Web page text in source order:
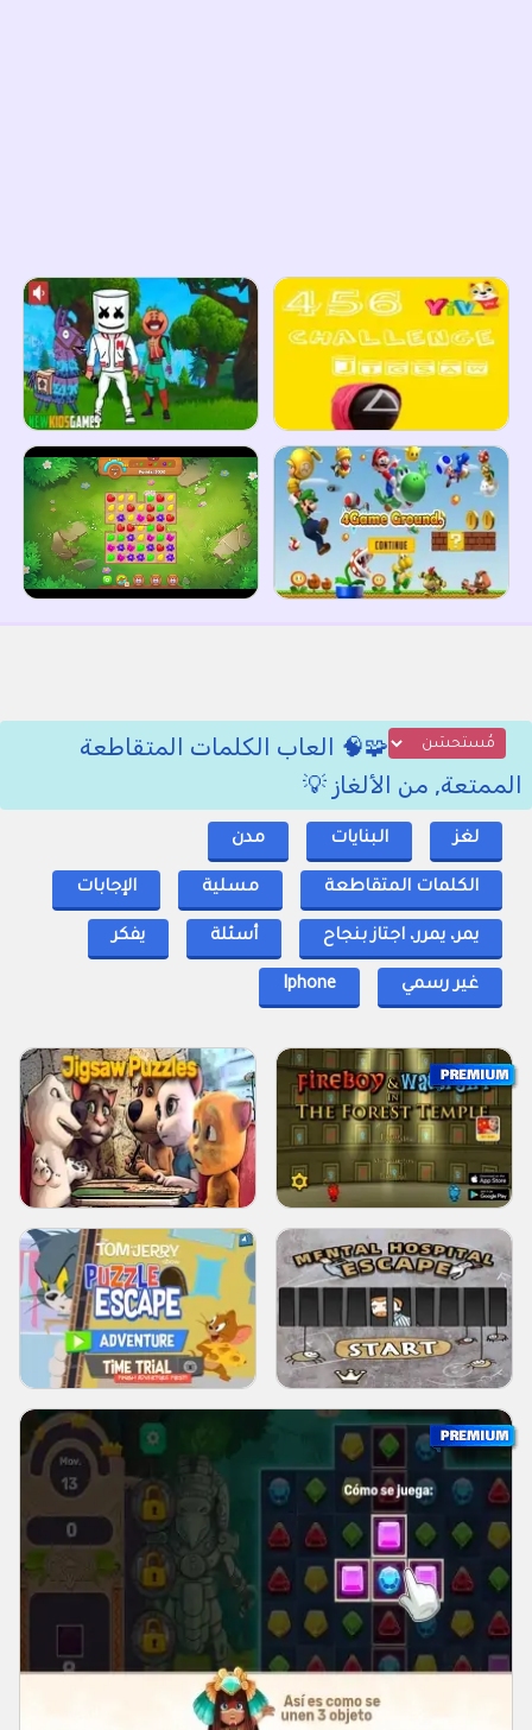
🧩🧠 العاب الكلمات المتقاطعة
الممتعة, من الألغاز 💡
لغز البنايات مدن
الكلمات المتقاطعة مسلية الإجابات
يمر، يمرر، اجتاز بنجاح أسئلة يفكر
غير رسمي Iphone